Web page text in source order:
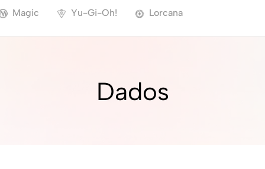
Magic Yu-Gi-Oh! Lorcana
Dados